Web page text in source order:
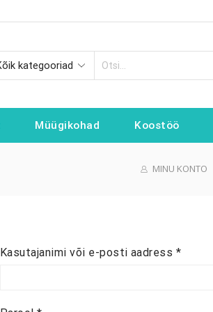
Müügikohad Koostöö
MINU KONTO
Kasutajanimi või e-posti aadress *Nõutud